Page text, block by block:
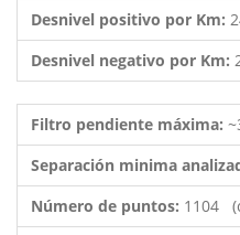
Desnivel positivo por Km:
Desnivel negativo por Km:
Filtro pendiente máxima:
Separación minima
Número de puntos: 1104